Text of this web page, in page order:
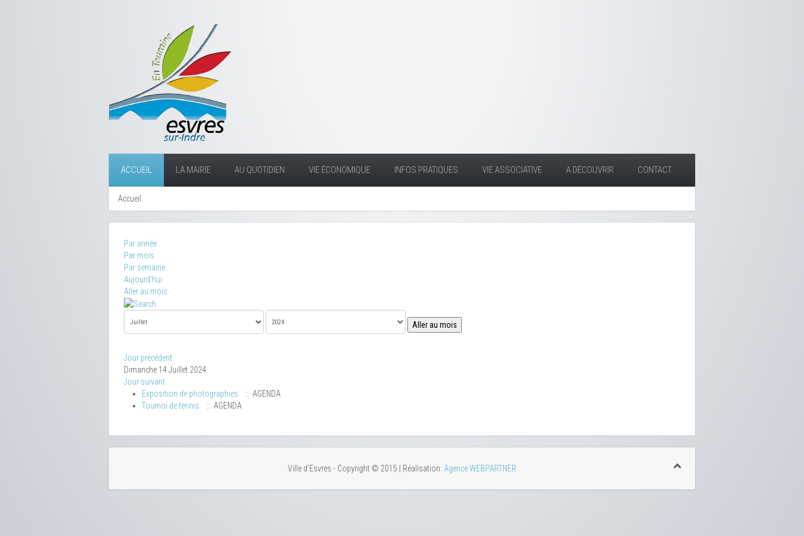
ACCUEIL LA MAIRIE AU QUOTIDIEN VIE ÉCONOMIQUE INFOS PRATIQUES VIE ASSOCIATIVE A DÉCOUVRIR CONTACT
Accueil
Par année
Par mois
Par semaine
Aujourd'hui
Aller au mois
Aller au mois
Jour précédent
Dimanche 14 Juillet 2024
Jour suivant
Exposition de photographies
:: AGENDA
Tournoi de tennis
:: AGENDA
Ville d'Esvres - Copyright © 2015 | Réalisation: Agence WEBPARTNER